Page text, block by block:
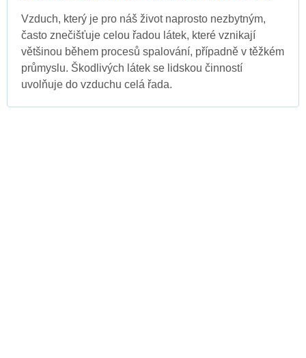
Vzduch, který je pro náš život naprosto nezbytným,
často znečišťuje celou řadou látek, které vznikají
většinou během procesů spalování, případně v těžkém
průmyslu. Škodlivých látek se lidskou činností
uvolňuje do vzduchu celá řada.